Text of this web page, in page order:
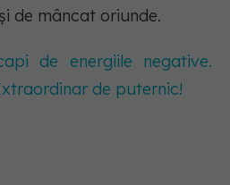
de mâncat oriunde.
de energiile negative.
de puternic!